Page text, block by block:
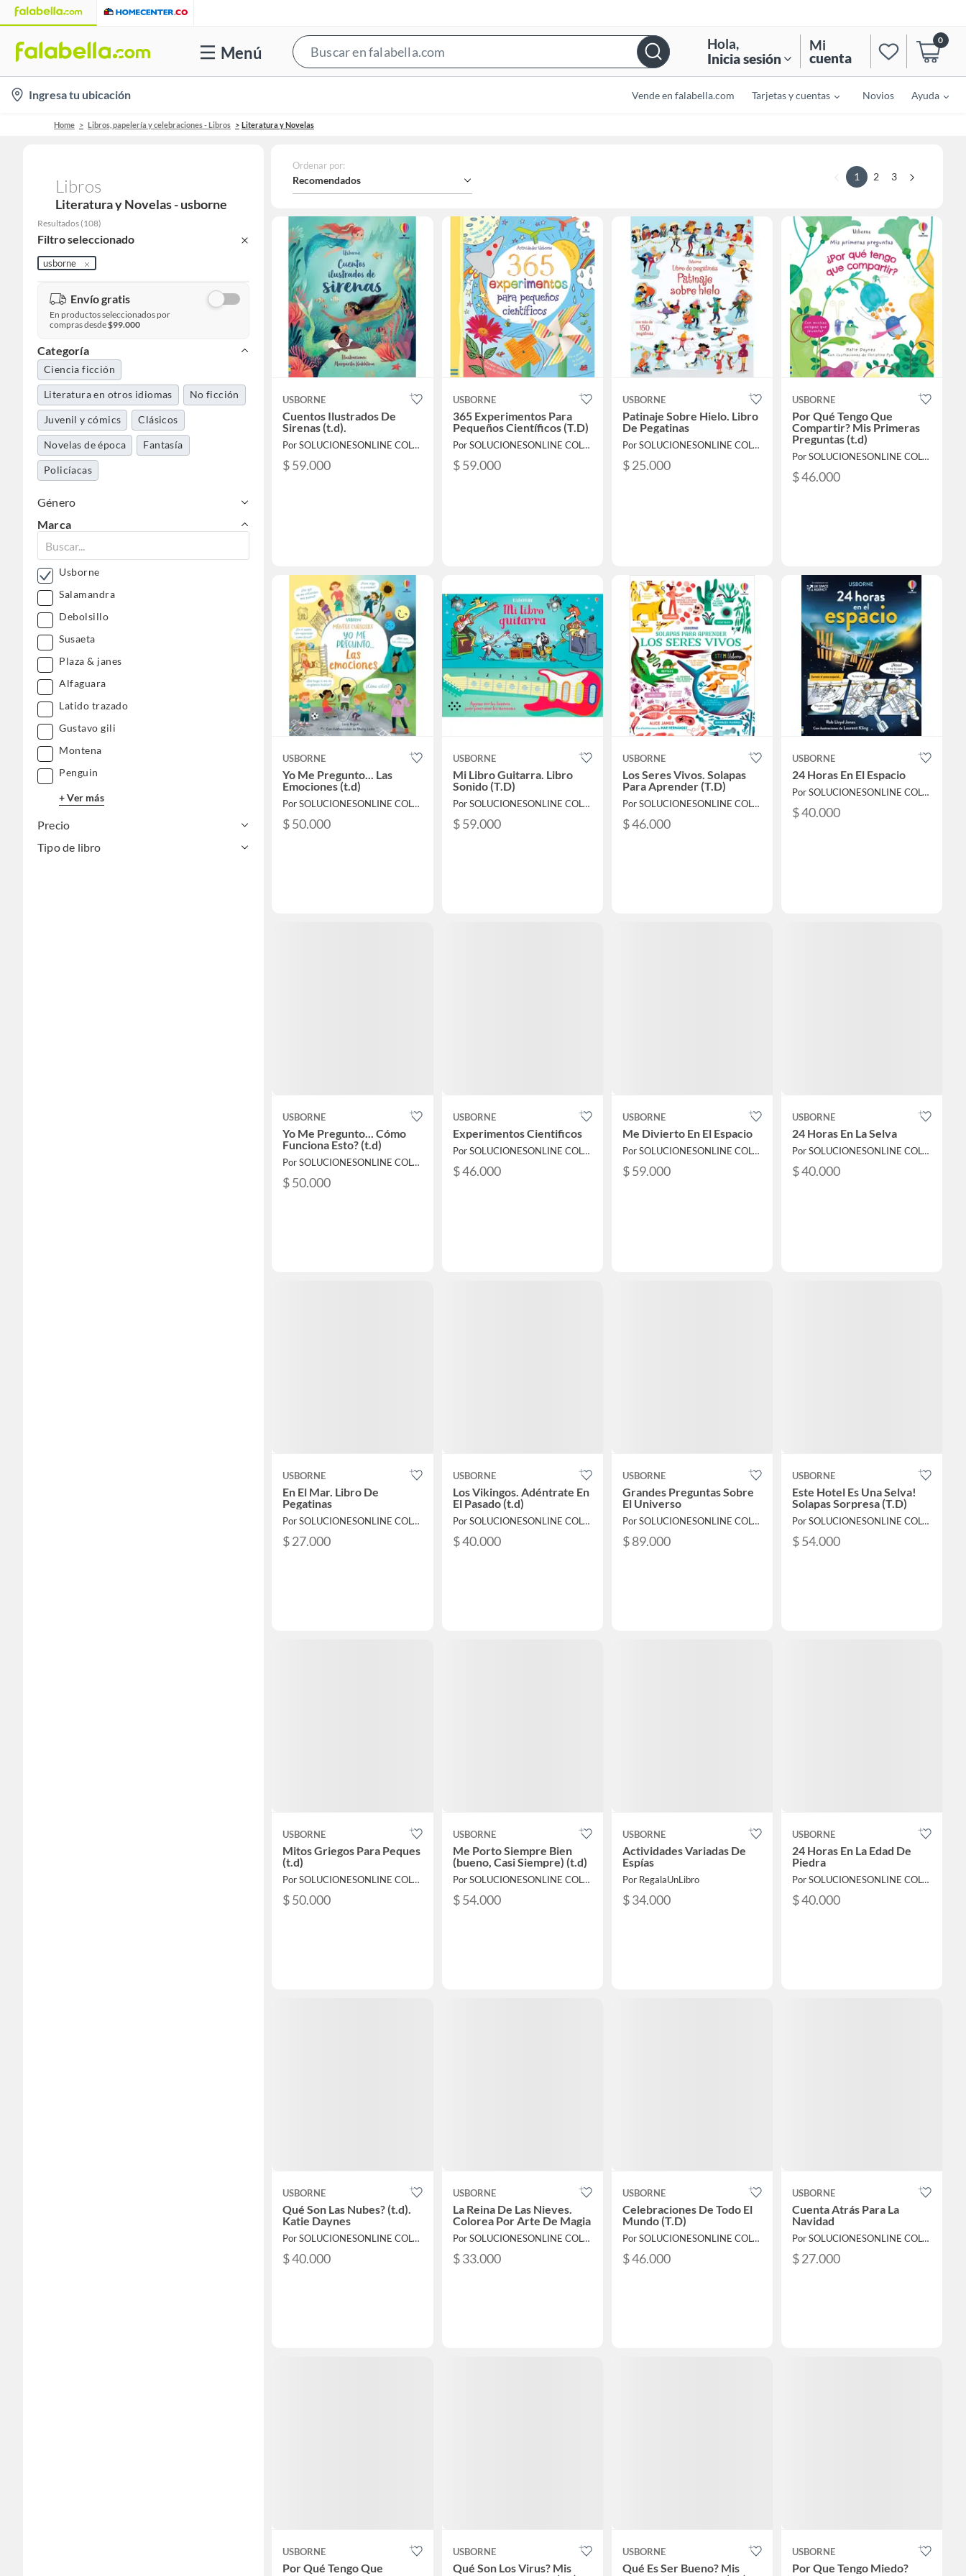
Menú
Bar
Hola,
Inicia sesión
Mi
cuenta
0
location-
icon
Ingresa tu ubicación Vende en falabella.com Tarjetas y cuentas Novios Ayuda
Home Libros, papelería y celebraciones - Libros Literatura y Novelas
Libros
Literatura y Novelas - usborne
Resultados (108)
Filtro seleccionado
usborne
Envío gratis
En productos seleccionados por
compras desde$99.000
Categoría
Ciencia ficción
Literatura en otros idiomas No ficción
Juvenil y cómics Clásicos
Novelas de época Fantasía
Policíacas
Género
Marca
Usborne
Salamandra
Debolsillo
Susaeta
Plaza & janes
Alfaguara
Latido trazado
Gustavo gili
Montena
Penguin
+ Ver más
Precio
Tipo de libro
Ordenar por:
Recomendados 1 2 3
USBORNE
Cuentos Ilustrados De
Sirenas (t.d).
Por SOLUCIONESONLINE COLOMBIA SAS
$ 59.000
USBORNE
365 Experimentos Para
Pequeños Científicos (T.D)
Por SOLUCIONESONLINE COLOMBIA SAS
$ 59.000
USBORNE
Patinaje Sobre Hielo. Libro
De Pegatinas
Por SOLUCIONESONLINE COLOMBIA SAS
$ 25.000
USBORNE
Por Qué Tengo Que
Compartir? Mis Primeras
Preguntas (t.d)
Por SOLUCIONESONLINE COLOMBIA SAS
$ 46.000
USBORNE
Yo Me Pregunto... Las
Emociones (t.d)
Por SOLUCIONESONLINE COLOMBIA SAS
$ 50.000
USBORNE
Mi Libro Guitarra. Libro
Sonido (T.D)
Por SOLUCIONESONLINE COLOMBIA SAS
$ 59.000
USBORNE
Los Seres Vivos. Solapas
Para Aprender (T.D)
Por SOLUCIONESONLINE COLOMBIA SAS
$ 46.000
USBORNE
24 Horas En El Espacio
Por SOLUCIONESONLINE COLOMBIA SAS
$ 40.000
USBORNE
Yo Me Pregunto... Cómo
Funciona Esto? (t.d)
Por SOLUCIONESONLINE COLOMBIA SAS
$ 50.000
USBORNE
Experimentos Cientificos
Por SOLUCIONESONLINE COLOMBIA SAS
$ 46.000
USBORNE
Me Divierto En El Espacio
Por SOLUCIONESONLINE COLOMBIA SAS
$ 59.000
USBORNE
24 Horas En La Selva
Por SOLUCIONESONLINE COLOMBIA SAS
$ 40.000
USBORNE
En El Mar. Libro De
Pegatinas
Por SOLUCIONESONLINE COLOMBIA SAS
$ 27.000
USBORNE
Los Vikingos. Adéntrate En
El Pasado (t.d)
Por SOLUCIONESONLINE COLOMBIA SAS
$ 40.000
USBORNE
Grandes Preguntas Sobre
El Universo
Por SOLUCIONESONLINE COLOMBIA SAS
$ 89.000
USBORNE
Este Hotel Es Una Selva!
Solapas Sorpresa (T.D)
Por SOLUCIONESONLINE COLOMBIA SAS
$ 54.000
USBORNE
Mitos Griegos Para Peques
(t.d)
Por SOLUCIONESONLINE COLOMBIA SAS
$ 50.000
USBORNE
Me Porto Siempre Bien
(bueno, Casi Siempre) (t.d)
Por SOLUCIONESONLINE COLOMBIA SAS
$ 54.000
USBORNE
Actividades Variadas De
Espías
Por RegalaUnLibro
$ 34.000
USBORNE
24 Horas En La Edad De
Piedra
Por SOLUCIONESONLINE COLOMBIA SAS
$ 40.000
USBORNE
Qué Son Las Nubes? (t.d).
Katie Daynes
Por SOLUCIONESONLINE COLOMBIA SAS
$ 40.000
USBORNE
La Reina De Las Nieves.
Colorea Por Arte De Magia
Por SOLUCIONESONLINE COLOMBIA SAS
$ 33.000
USBORNE
Celebraciones De Todo El
Mundo (T.D)
Por SOLUCIONESONLINE COLOMBIA SAS
$ 46.000
USBORNE
Cuenta Atrás Para La
Navidad
Por SOLUCIONESONLINE COLOMBIA SAS
$ 27.000
USBORNE
Por Qué Tengo Que
USBORNE
Qué Son Los Virus? Mis
USBORNE
Qué Es Ser Bueno? Mis
USBORNE
Por Que Tengo Miedo?